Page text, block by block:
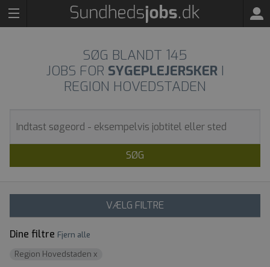
SØG BLANDT 145
JOBS FOR SYGEPLEJERSKERI
REGION HOVEDSTADEN
SØG
VÆLG FILTRE
Dine filtre Fjern alle
Region Hovedstadenx